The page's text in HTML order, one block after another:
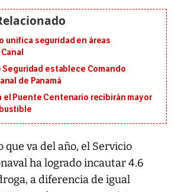
unifica seguridad en áreas
Seguridad establece Comando
de Panamá
el Puente Centenario recibirán mayor
que va del año, el Servicio
ha logrado incautar 4.6
a diferencia de igual